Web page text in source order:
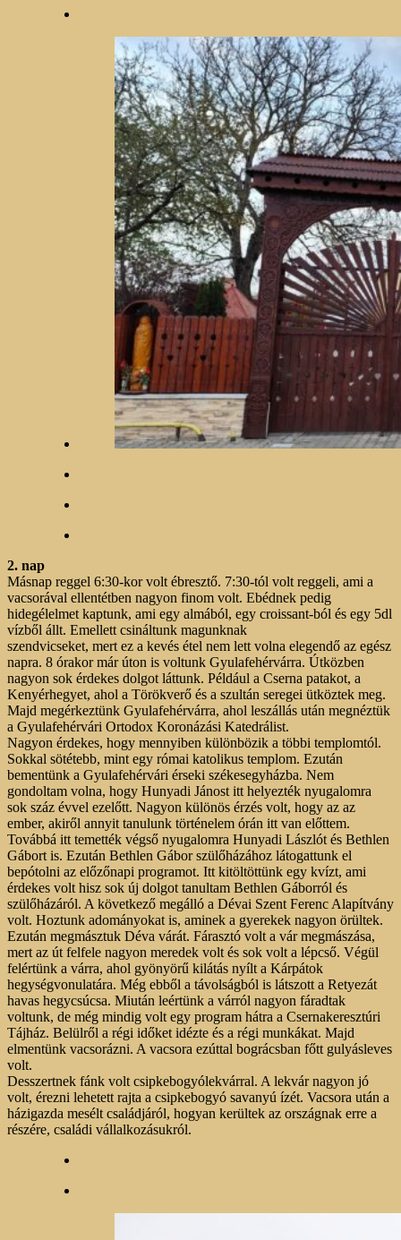
2. nap
Másnap reggel 6:30-kor volt ébresztő. 7:30-tól volt reggeli, ami a
vacsorával ellentétben nagyon finom volt. Ebédnek pedig
hidegélelmet kaptunk, ami egy almából, egy croissant-ból és egy 5dl
vízből állt. Emellett csináltunk magunknak
szendvicseket, mert ez a kevés étel nem lett volna elegendő az egész
napra. 8 órakor már úton is voltunk Gyulafehérvárra. Útközben
nagyon sok érdekes dolgot láttunk. Például a Cserna patakot, a
Kenyérhegyet, ahol a Törökverő és a szultán seregei ütköztek meg.
Majd megérkeztünk Gyulafehérvárra, ahol leszállás után megnéztük
a Gyulafehérvári Ortodox Koronázási Katedrálist.
Nagyon érdekes, hogy mennyiben különbözik a többi templomtól.
Sokkal sötétebb, mint egy római katolikus templom. Ezután
bementünk a Gyulafehérvári érseki székesegyházba. Nem
gondoltam volna, hogy Hunyadi Jánost itt helyezték nyugalomra
sok száz évvel ezelőtt. Nagyon különös érzés volt, hogy az az
ember, akiről annyit tanulunk történelem órán itt van előttem.
Továbbá itt temették végső nyugalomra Hunyadi Lászlót és Bethlen
Gábort is. Ezután Bethlen Gábor szülőházához látogattunk el
bepótolni az előzőnapi programot. Itt kitöltöttünk egy kvízt, ami
érdekes volt hisz sok új dolgot tanultam Bethlen Gáborról és
szülőházáról. A következő megálló a Dévai Szent Ferenc Alapítvány
volt. Hoztunk adományokat is, aminek a gyerekek nagyon örültek.
Ezután megmásztuk Déva várát. Fárasztó volt a vár megmászása,
mert az út felfele nagyon meredek volt és sok volt a lépcső. Végül
felértünk a várra, ahol gyönyörű kilátás nyílt a Kárpátok
hegységvonulatára. Még ebből a távolságból is látszott a Retyezát
havas hegycsúcsa. Miután leértünk a várról nagyon fáradtak
voltunk, de még mindig volt egy program hátra a Csernakeresztúri
Tájház. Belülről a régi időket idézte és a régi munkákat. Majd
elmentünk vacsorázni. A vacsora ezúttal bográcsban főtt gulyásleves
volt.
Desszertnek fánk volt csipkebogyólekvárral. A lekvár nagyon jó
volt, érezni lehetett rajta a csipkebogyó savanyú ízét. Vacsora után a
házigazda mesélt családjáról, hogyan kerültek az országnak erre a
részére, családi vállalkozásukról.